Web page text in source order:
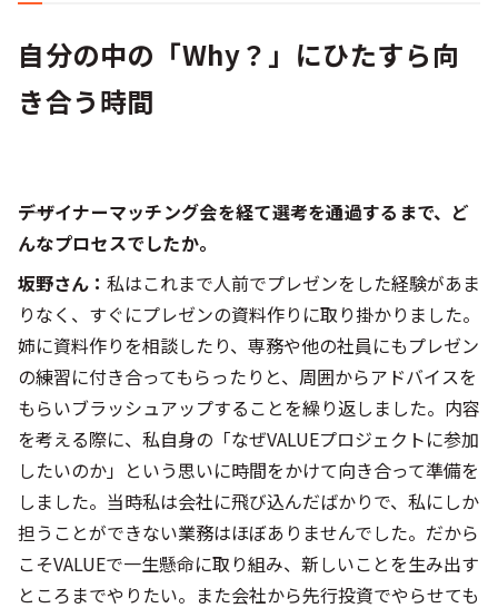
自分の中の「Why？」にひたすら向
き合う時間
――デザイナーマッチング会を経て選考を通過するまで、ど
んなプロセスでしたか。
坂野さん： 私はこれまで人前でプレゼンをした経験があま
りなく、すぐにプレゼンの資料作りに取り掛かりました。
姉に資料作りを相談したり、専務や他の社員にもプレゼン
の練習に付き合ってもらったりと、周囲からアドバイスを
もらいブラッシュアップすることを繰り返しました。内容
を考える際に、私自身の「なぜVALUEプロジェクトに参加
したいのか」という思いに時間をかけて向き合って準備を
しました。当時私は会社に飛び込んだばかりで、私にしか
担うことができない業務はほぼありませんでした。だから
こそVALUEで一生懸命に取り組み、新しいことを生み出す
ところまでやりたい。また会社から先行投資でやらせても